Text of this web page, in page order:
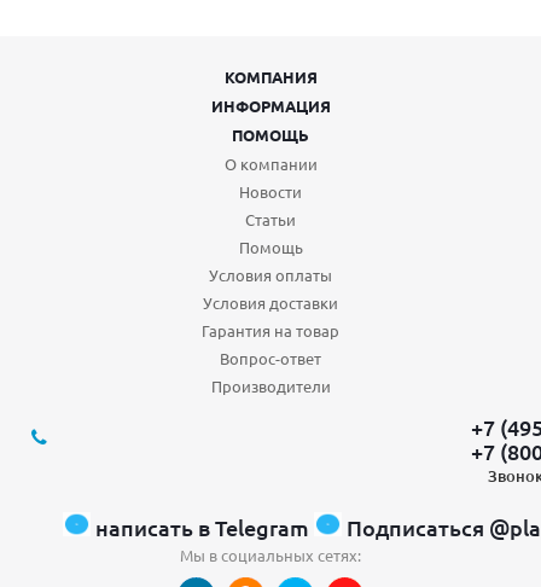
КОМПАНИЯ
ИНФОРМАЦИЯ
ПОМОЩЬ
О компании
Новости
Статьи
Помощь
Условия оплаты
Условия доставки
Гарантия на товар
Вопрос-ответ
Производители
+7
+7
написать в Telegram Подписаться
Мы в социальных сетях: